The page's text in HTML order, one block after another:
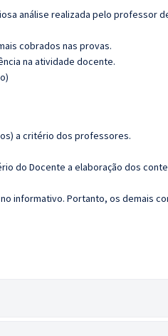
análise realizada pelo professor
cobrados nas provas.
na atividade docente.
a critério dos professores.
do Docente a elaboração dos
informativo. Portanto, os demais